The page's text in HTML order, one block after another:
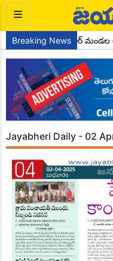
Breaking News
కాంగ్రెస్ పార్టీ సైదాపూర్ మండల
Jayabheri Daily - 02